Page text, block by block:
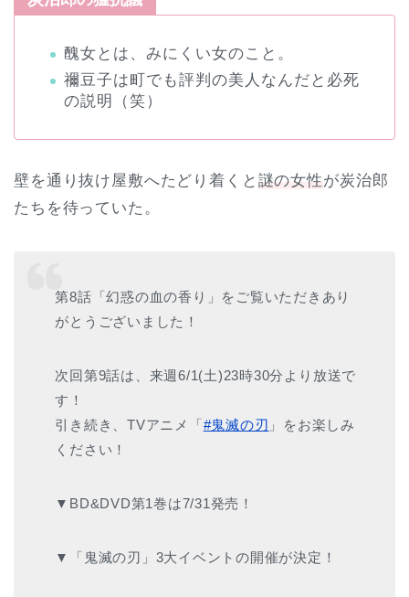
醜女とは、みにくい女のこと。
禰豆子は町でも評判の美人なんだと必死
の説明（笑）
壁を通り抜け屋敷へたどり着くと 謎の女性が炭治郎
たちを待っていた。
第8話「幻惑の血の香り」をご覧いただきあり
がとうございました！
次回第9話は、来週6/1(土)23時30分より放送で
す！
引き続き、TVアニメ「#鬼滅の刃 」をお楽しみ
ください！
▼BD&DVD第1巻は7/31発売！
▼「鬼滅の刃」3大イベントの開催が決定！